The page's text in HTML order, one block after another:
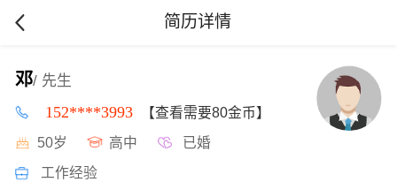
简历详情
邓/ 先生
152****3993 【查看需要80金币】
50岁 高中 已婚
工作经验